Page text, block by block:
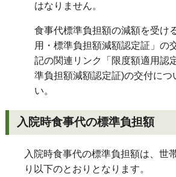
はなりません。
食事代標準負担額の減額を受け
用・標準負担額減額認定証」の
記の関連リンク「限度額適用認
準負担額減額認定証)の交付につ
い。
入院時食事代の標準負担額
入院時食事代の標準負担額は、世
り以下のとおりとなります。